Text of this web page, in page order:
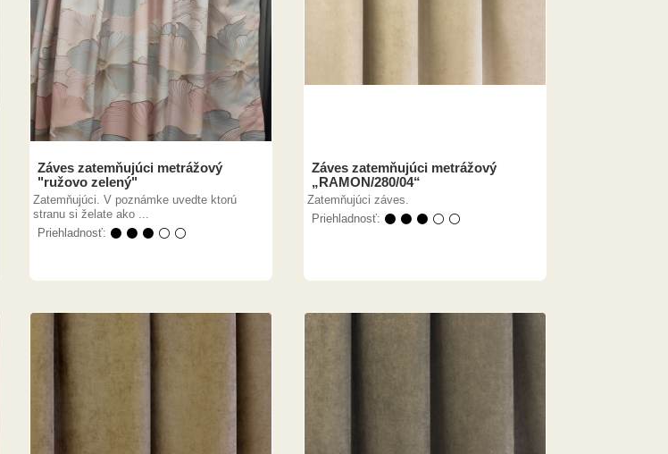
Záves zatemňujúci metrážový
"ružovo zelený"
Zatemňujúci. V poznámke uvedte ktorú
stranu si želate ako ...
Priehladnosť: ⚫ ⚫ ⚫ ⚪ ⚪
Záves zatemňujúci metrážový
„RAMON/280/04“
Zatemňujúci záves.
Priehladnosť: ⚫ ⚫ ⚫ ⚪ ⚪